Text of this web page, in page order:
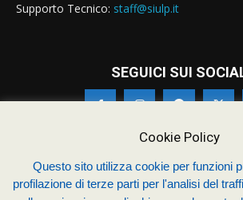
Supporto Tecnico: staff@siulp.it
SEGUICI SUI
© Siulp 2026 - C.F.97014000588 - Realizzato da
Cookie Policy
Questo sito utilizza cookie per funzioni
profilazione di terze parti per l'analisi del